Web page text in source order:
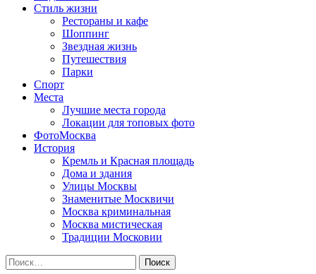
Стиль жизни
Рестораны и кафе
Шоппинг
Звездная жизнь
Путешествия
Парки
Спорт
Места
Лучшие места города
Локации для топовых фото
ФотоМосква
История
Кремль и Красная площадь
Дома и здания
Улицы Москвы
Знаменитые Москвичи
Москва криминальная
Москва мистическая
Традиции Московии
Найти: